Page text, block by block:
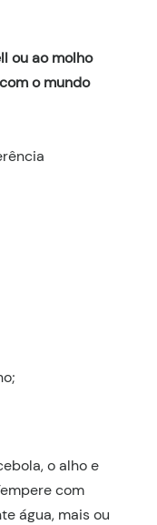
ou ao molho
o mundo
o alho e
com
água, mais ou